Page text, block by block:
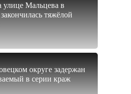
улице Мальцева в
тяжёлой
округе задержан
в серии краж